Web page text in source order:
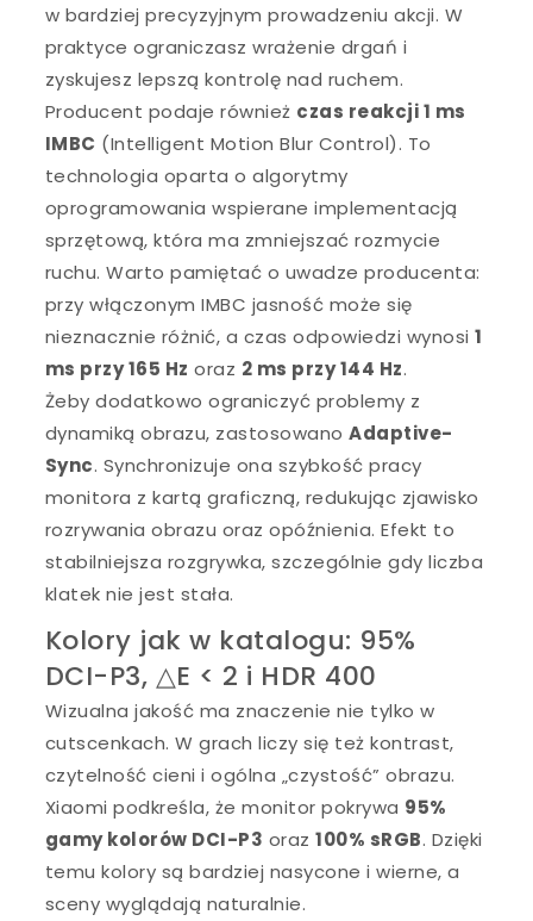
w bardziej precyzyjnym prowadzeniu akcji. W
praktyce ograniczasz wrażenie drgań i
zyskujesz lepszą kontrolę nad ruchem.
Producent podaje również czas reakcji 1 ms
IMBC (Intelligent Motion Blur Control). To
technologia oparta o algorytmy
oprogramowania wspierane implementacją
sprzętową, która ma zmniejszać rozmycie
ruchu. Warto pamiętać o uwadze producenta:
przy włączonym IMBC jasność może się
nieznacznie różnić, a czas odpowiedzi wynosi1
ms przy 165 Hz oraz 2 ms przy 144 Hz.
Żeby dodatkowo ograniczyć problemy z
dynamiką obrazu, zastosowanoAdaptive-
Sync. Synchronizuje ona szybkość pracy
monitora z kartą graficzną, redukując zjawisko
rozrywania obrazu oraz opóźnienia. Efekt to
stabilniejsza rozgrywka, szczególnie gdy liczba
klatek nie jest stała.
Kolory jak w katalogu: 95%
DCI-P3, △E < 2 i HDR 400
Wizualna jakość ma znaczenie nie tylko w
cutscenkach. W grach liczy się też kontrast,
czytelność cieni i ogólna „czystość” obrazu.
Xiaomi podkreśla, że monitor pokrywa 95%
gamy kolorów DCI-P3 oraz100% sRGB. Dzięki
temu kolory są bardziej nasycone i wierne, a
sceny wyglądają naturalnie.